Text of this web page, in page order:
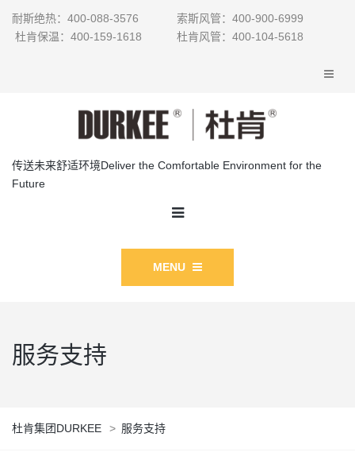
耐斯绝热：400-088-3576 索斯风管：400-900-6999
杜肯保温：400-159-1618 杜肯风管：400-104-5618
传送未来舒适环境Deliver the Comfortable Environment for the
Future
MENU
服务支持
杜肯集团DURKEE > 服务支持